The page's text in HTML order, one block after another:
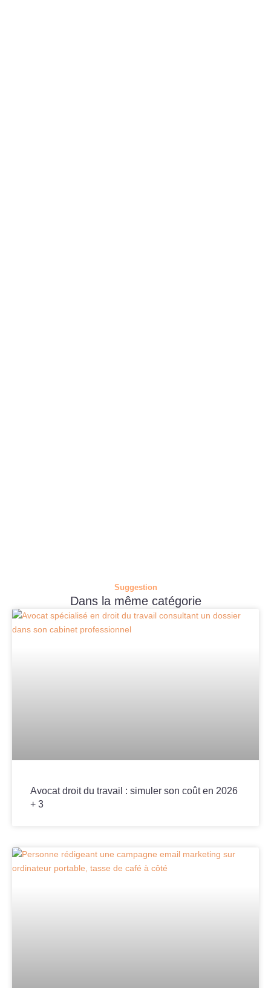
Suggestion
Dans la même catégorie
Avocat droit du travail : simuler son coût en 2026
+ 3